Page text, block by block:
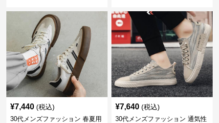
¥7,440 (税込)
30代メンズファッション 春夏用
¥7,640 (税込)
30代メンズファッション 通気性